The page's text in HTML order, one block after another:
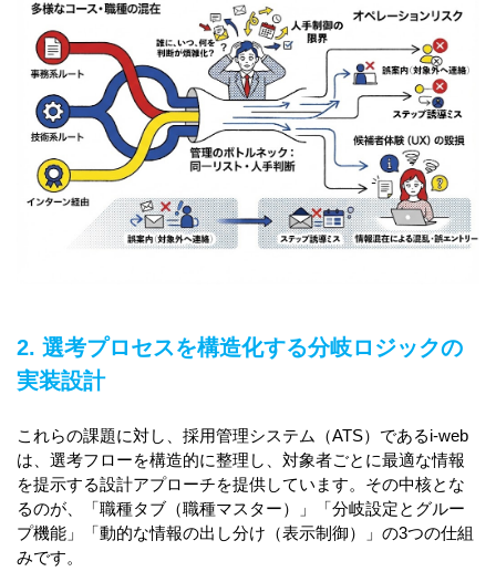
2. 選考プロセスを構造化する分岐ロジックの
実装設計
これらの課題に対し、採用管理システム（ATS）であるi-web
は、選考フローを構造的に整理し、対象者ごとに最適な情報
を提示する設計アプローチを提供しています。その中核とな
るのが、「職種タブ（職種マスター）」「分岐設定とグルー
プ機能」「動的な情報の出し分け（表示制御）」の3つの仕組
みです。